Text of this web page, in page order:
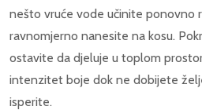
nešto vruće vode učinite ponovno
ravnomjerno nanesite na kosu.
ostavite da djeluje u toplom
intenzitet boje dok ne dobijete
isperite.